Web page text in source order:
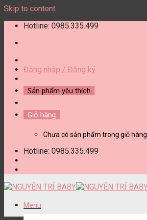
Skip to content
Hotline: 0985.335.499
Đăng nhập / Đăng ký
Sản phẩm yêu thích
Giỏ hàng
Chưa có sản phẩm trong giỏ hàng.
Hotline: 0985.335.499
Menu